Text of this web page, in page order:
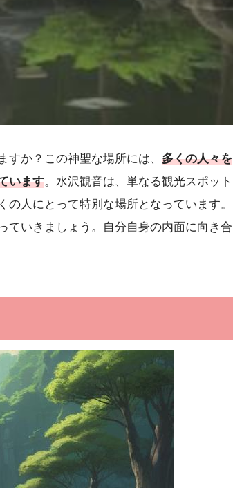
か？この神聖な場所には、 多くの人々を
います。水沢観音は、単なる観光スポット
人にとって特別な場所となっています。
ていきましょう。自分自身の内面に向き合